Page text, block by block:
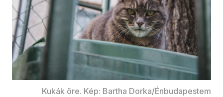
Kukák őre. Kép: Bartha Dorka/Énbudapestem